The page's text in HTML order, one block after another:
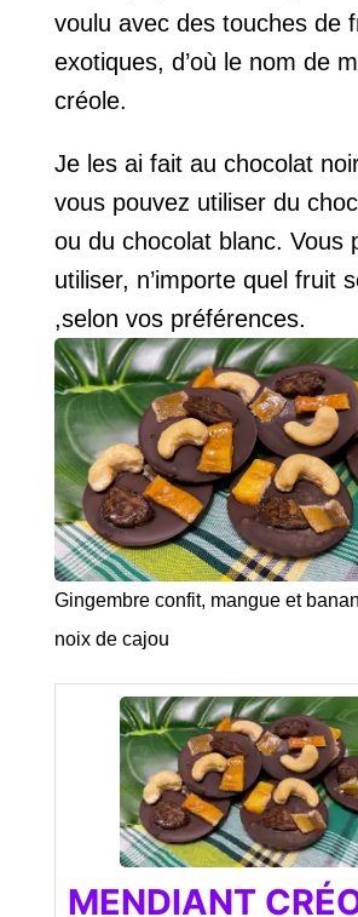
voulu avec des touches de
exotiques, d’où le nom de
créole.
Je les ai fait au chocolat
vous pouvez utiliser du
ou du chocolat blanc. Vous
utiliser, n’importe quel fruit
,selon vos préférences.
Gingembre confit, mangue et
noix de cajou
MENDIANT